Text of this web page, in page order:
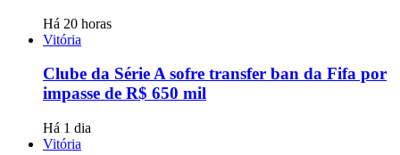
Há 20 horas
Vitória
Clube da Série A sofre transfer ban da Fifa por
impasse de R$ 650 mil
Há 1 dia
Vitória